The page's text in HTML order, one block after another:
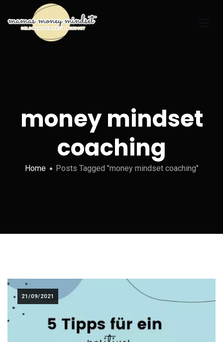
money mindset
coaching
Home Posts Tagged "money mindset coaching"
21/09/2021